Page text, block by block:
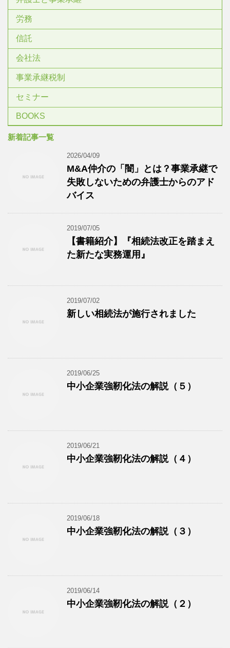
労務
信託
会社法
事業承継税制
セミナー
BOOKS
新着記事一覧
2026/04/09
M&A仲介の「闇」とは？事業承継で
失敗しないための弁護士からのアド
バイス
2019/07/05
【書籍紹介】『相続法改正を踏まえ
た新たな実務運用』
2019/07/02
新しい相続法が施行されました
2019/06/25
中小企業強靭化法の解説（５）
2019/06/21
中小企業強靭化法の解説（４）
2019/06/18
中小企業強靭化法の解説（３）
2019/06/14
中小企業強靭化法の解説（２）